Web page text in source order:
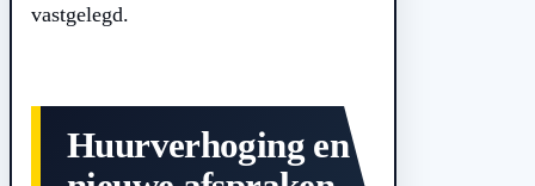
vastgelegd.
Huurverhoging en